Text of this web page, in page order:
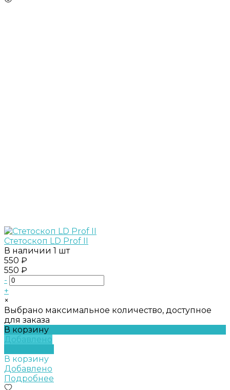
Стетоскоп LD Prof II
В наличии 1 шт
550 ₽
550 ₽
-
+
×
Выбрано максимальное количество, доступное
для заказа
В корзину
Добавлено
В корзину
Добавлено
Подробнее